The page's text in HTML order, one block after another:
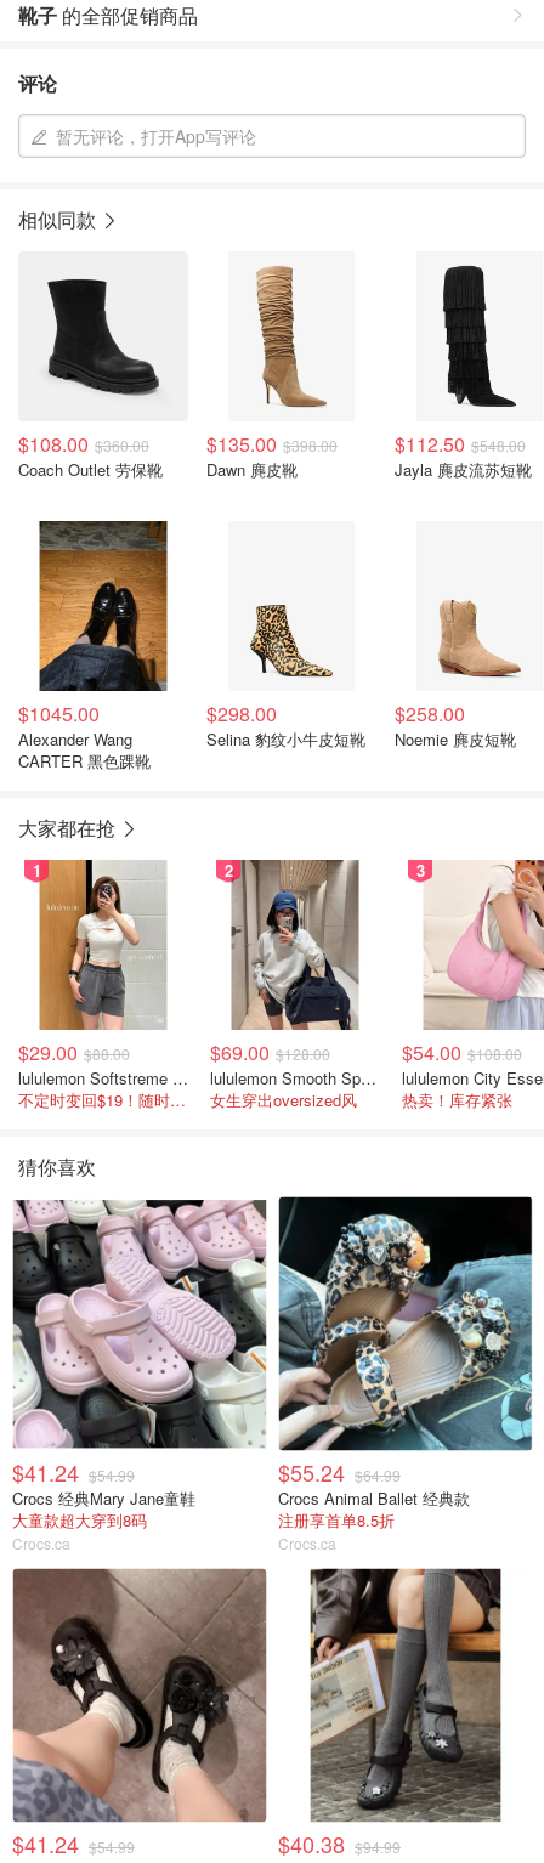
靴子 的全部促销商品
评论
暂无评论，打开App写评论
相似同款
$108.00 $360.00
Coach Outlet 劳保靴
$135.00 $398.00
Dawn 麂皮靴
$112.50 $548.00
Jayla 麂皮流苏短靴
$1045.00
Alexander Wang
CARTER 黑色踝靴
$298.00
Selina 豹纹小牛皮短靴
$258.00
Noemie 麂皮短靴
大家都在抢
1
$29.00 $88.00
lululemon Softstreme 女士高腰短裤 10cm
不定时变回$19！随时点进来看
2
$69.00 $128.00
lululemon Smooth Spacer 经典卫衣
女生穿出oversized风
3
$54.00 $108.00
热卖！库存紧张
猜你喜欢
$41.24 $54.99
Crocs 经典Mary Jane童鞋
大童款超大穿到8码
Crocs.ca
$55.24 $64.99
Crocs Animal Ballet 经典款
注册享首单8.5折
Crocs.ca
$41.24 $54.99 $40.38 $94.99